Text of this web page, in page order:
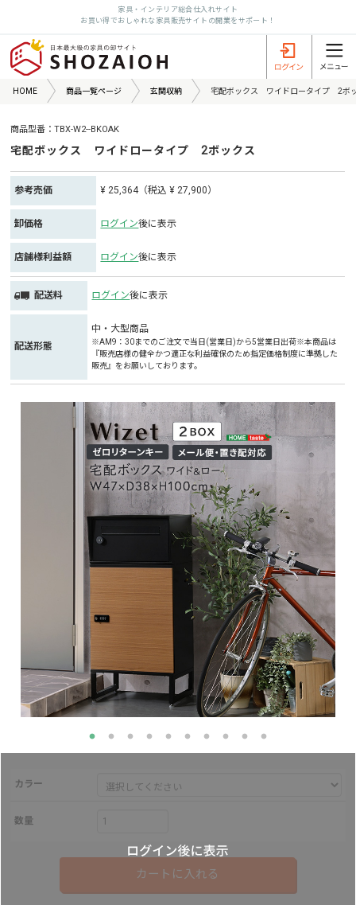
家具・インテリア総合仕入れサイト
お買い得でおしゃれな家具販売サイトの開業をサポート！
HOME 商品一覧ページ 玄関収納 宅配ボックス ワイドロータイプ 2ボ
商品型番：TBX-W2--BKOAK
宅配ボックス ワイドロータイプ 2ボックス
参考売価 ¥ 25,364（税込 ¥ 27,900）
卸価格 ログイン後に表示
店舗様利益額 ログイン後に表示
配送料 ログイン後に表示
配送形態
中・大型商品
※AM9：30までのご注文で当日(営業日)から5営業日出荷※本商品は
『販売店様の健全かつ適正な利益確保のため指定価格制度に準拠した
販売』をお願いしております。
カラー
数量
カートに入れる